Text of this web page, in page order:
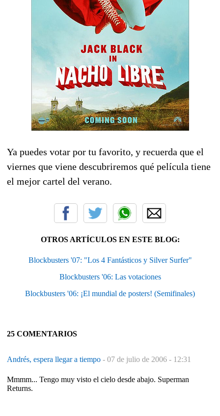
Ya puedes votar por tu favorito, y recuerda que el
viernes que viene descubriremos qué película tiene
el mejor cartel del verano.
OTROS ARTÍCULOS EN ESTE BLOG:
Blockbusters '07: "Los 4 Fantásticos y Silver Surfer"
Blockbusters '06: Las votaciones
Blockbusters '06: ¡El mundial de posters! (Semifinales)
25 COMENTARIOS
Andrés, espera llegar a tiempo - 07 de julio de 2006 - 12:31
Mmmm... Tengo muy visto el cielo desde abajo. Superman
Returns.